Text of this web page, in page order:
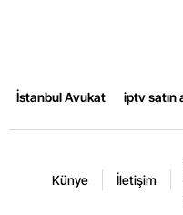
İstanbul Avukat iptv satın
Künye İletişim